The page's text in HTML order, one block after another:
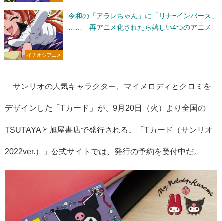
イチオシアニメ
令和の「アラレちゃん」に「リナ=インバース」
…… 再アニメ化されたら嬉しい4つのアニメ
サンリオの人気キャラクター、マイメロディとクロミを
デザインした「Tカード」が、9月20日（火）より全国の
TSUTAYAと旭屋書店で発行される。「Tカード（サンリオ
2022ver.）」公式サイトでは、発行の予約を受付中だ。